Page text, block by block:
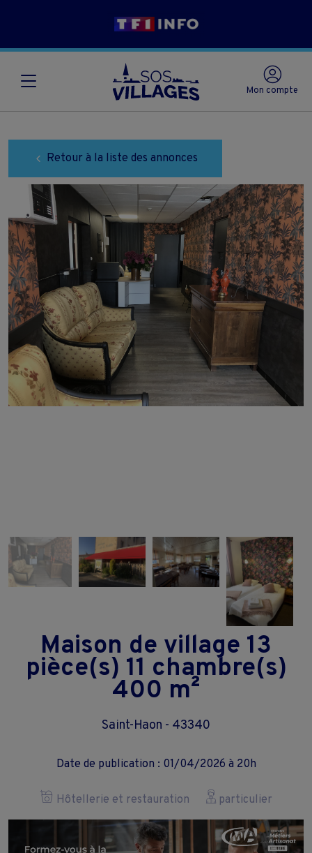
Mon compte
Retour à la liste des annonces
Maison de village 13
pièce(s) 11 chambre(s)
400 m²
Saint-Haon - 43340
Date de publication : 01/04/2026 à 20h
Hôtellerie et restauration particulier